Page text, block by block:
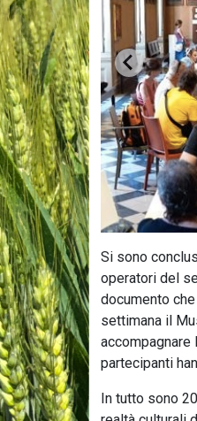
Si sono
operatori del
documento
settimana il
partecipanti
In tutto sono